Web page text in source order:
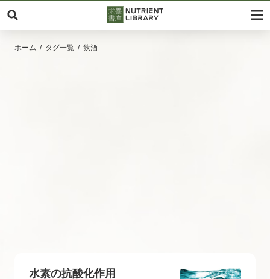
ホーム タグ一覧 飲酒
水素の抗酸化作用